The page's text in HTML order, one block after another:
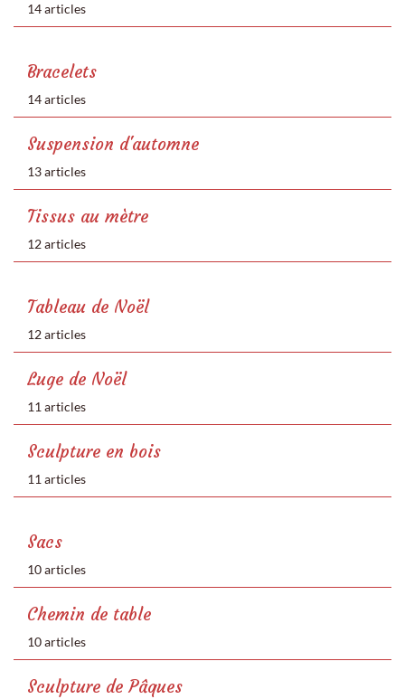
14 articles
Bracelets
14 articles
Suspension d'automne
13 articles
Tissus au mètre
12 articles
Tableau de Noël
12 articles
Luge de Noël
11 articles
Sculpture en bois
11 articles
Sacs
10 articles
Chemin de table
10 articles
Sculpture de Pâques